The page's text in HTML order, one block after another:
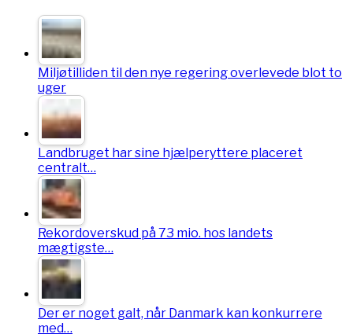
Miljøtilliden til den nye regering overlevede blot to
uger
Landbruget har sine hjælperyttere placeret
centralt…
Rekordoverskud på 73 mio. hos landets
mægtigste…
Der er noget galt, når Danmark kan konkurrere
med…